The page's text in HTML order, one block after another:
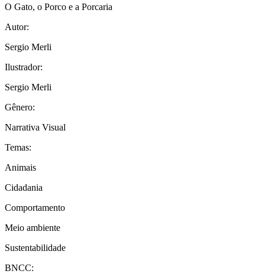
O Gato, o Porco e a Porcaria
Autor:
Sergio Merli
Ilustrador:
Sergio Merli
Gênero:
Narrativa Visual
Temas:
Animais
Cidadania
Comportamento
Meio ambiente
Sustentabilidade
BNCC: